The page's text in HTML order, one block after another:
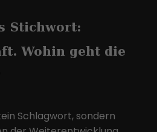
Stichwort:
Wohin geht die
Schlagwort, sondern